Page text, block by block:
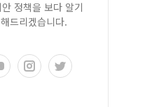
정책을 보다 알기
드리겠습니다.